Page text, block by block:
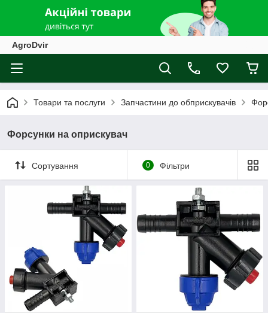
AgroDvir
Товари та послуги Запчастини до обприскувачів
Форсунки на оприскувач
Сортування 0 Фільтри